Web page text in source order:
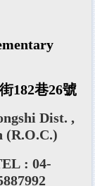
182巷26號
Dist. ,
(R.O.C.)
: 04-